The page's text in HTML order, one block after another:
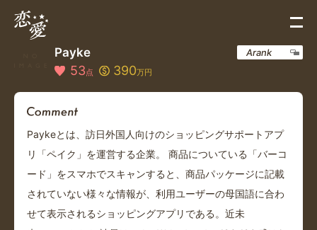
Payke
53点 390万円
Arank
Paykeとは、訪日外国人向けのショッピングサポートアプ
リ「ペイク」を運営する企業。 商品についている「バーコ
ード」をスマホでスキャンすると、商品パッケージに記載
されていない様々な情報が、利用ユーザーの母国語に合わ
せて表示されるショッピングアプリである。近未